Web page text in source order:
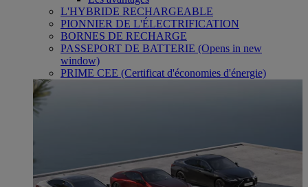
L'HYBRIDE RECHARGEABLE
PIONNIER DE L'ÉLECTRIFICATION
BORNES DE RECHARGE
PASSEPORT DE BATTERIE (Opens in new
window)
PRIME CEE (Certificat d'économies d'énergie)